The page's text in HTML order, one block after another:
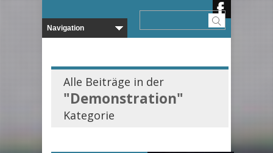
Alle Beiträge in der
"Demonstration"
Kategorie